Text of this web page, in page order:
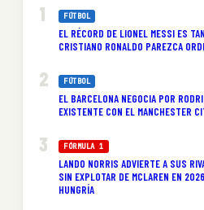
FÚTBOL
EL RÉCORD DE LIONEL MESSI ES
CRISTIANO RONALDO PAREZCA
FÚTBOL
EL BARCELONA NEGOCIA POR
EXISTENTE CON EL MANCHESTER
FÓRMULA 1
LANDO NORRIS ADVIERTE A SUS
SIN EXPLOTAR DE MCLAREN EN
HUNGRÍA